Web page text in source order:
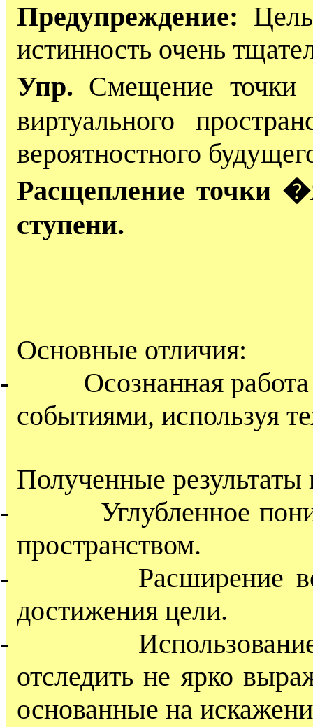
Предупреждение:
истинность очень
Упр. Смещение
виртуального
вероятностного
Расщепление точки
ступени.
Основные отличия:
-
Осознанная
событиями, используя
Полученные
-
Углубленное
пространством.
-
Расширение
достижения цели.
-
отследить не ярко
основанные на